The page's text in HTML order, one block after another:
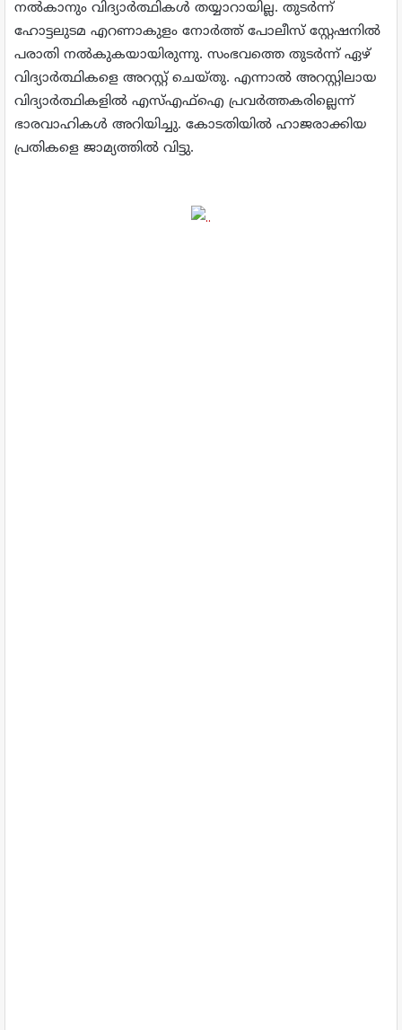
നല്‍കാനും വിദ്യാര്‍ത്ഥികള്‍ തയ്യാറായില്ല. തുടര്‍ന്ന്
ഹോട്ടലുടമ എറണാകുളം നോര്‍ത്ത് പോലീസ് സ്റ്റേഷനില്‍
പരാതി നല്‍കുകയായിരുന്നു. സംഭവത്തെ തുടര്‍ന്ന് ഏഴ്
വിദ്യാര്‍ത്ഥികളെ അറസ്റ്റ് ചെയ്തു. എന്നാല്‍ അറസ്റ്റിലായ
വിദ്യാര്‍ത്ഥികളില്‍ എസ്എഫ്‌ഐ പ്രവര്‍ത്തകരില്ലെന്ന്
ഭാരവാഹികള്‍ അറിയിച്ചു. കോടതിയില്‍ ഹാജരാക്കിയ
പ്രതികളെ ജാമ്യത്തില്‍ വിട്ടു.